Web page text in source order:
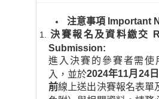
注意事項 Important
決賽報名及資料繳交
Submission:
進入決賽的參賽者需使
入，並於2024年11月 24
前線上送出決賽報名表單